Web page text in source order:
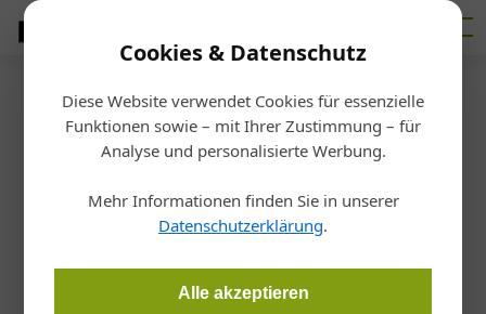
Cookies & Datenschutz
Diese Website verwendet Cookies für essenzielle
Funktionen sowie – mit Ihrer Zustimmung – für
Analyse und personalisierte Werbung.
Mehr Informationen finden Sie in unserer
Datenschutzerklärung.
Alle akzeptieren
Startseite/Allgemein
Nachhaltig Bauen
Neuer Vorstand für IG
Lebenszyklus Bau
Redaktion Handwerk + Bau